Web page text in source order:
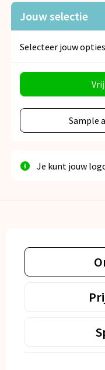
Spellen voor binnen
Veiligheid, Auto en
Vrije tijd en Strand
Jouw selectie
Selecteer jouw
Sample
Je kunt jouw